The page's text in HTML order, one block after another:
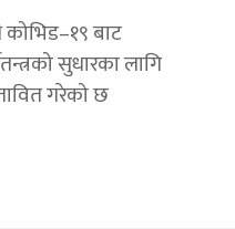
बाट
सुधारका लागि
गरेको छ